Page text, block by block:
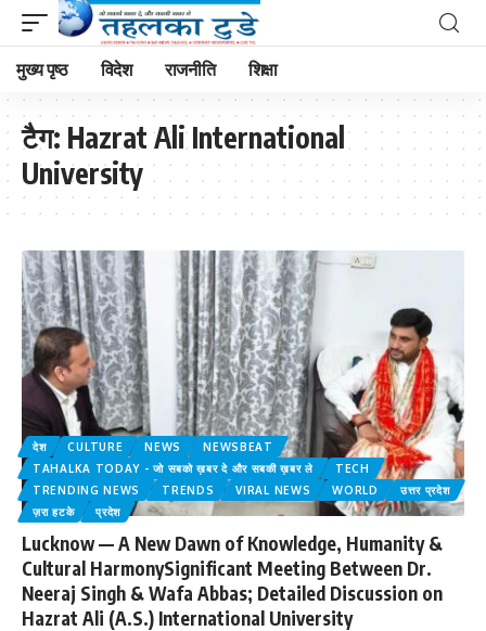
मुख्य पृष्ठ विदेश राजनीति शिक्षा
टैग: Hazrat Ali International
University
देश CULTURE NEWS
NEWSBEAT
TAHALKA TODAY - जो सबको ख़बर दे और सबकी ख़बर ले
TECH
TRENDING NEWS
TRENDS VIRAL NEWS WORLD
उत्तर प्रदेश
ज़रा हटके
प्रदेश
Lucknow — A New Dawn of Knowledge, Humanity &
Cultural HarmonySignificant Meeting Between Dr.
Neeraj Singh & Wafa Abbas; Detailed Discussion on
Hazrat Ali (A.S.) International University